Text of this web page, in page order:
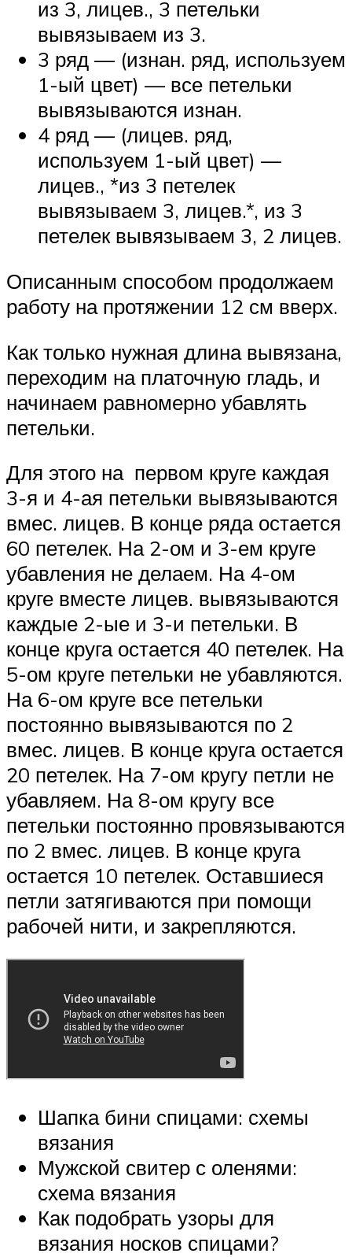
из 3, лицев., 3 петельки
вывязываем из 3.
3 ряд — (изнан. ряд, используем
1-ый цвет) — все петельки
вывязываются изнан.
4 ряд — (лицев. ряд,
используем 1-ый цвет) —
лицев., *из 3 петелек
вывязываем 3, лицев.*, из 3
петелек вывязываем 3, 2 лицев.
Описанным способом продолжаем
работу на протяжении 12 см вверх.
Как только нужная длина вывязана,
переходим на платочную гладь, и
начинаем равномерно убавлять
петельки.
Для этого на первом круге каждая
3-я и 4-ая петельки вывязываются
вмес. лицев. В конце ряда остается
60 петелек. На 2-ом и 3-ем круге
убавления не делаем. На 4-ом
круге вместе лицев. вывязываются
каждые 2-ые и 3-и петельки. В
конце круга остается 40 петелек. На
5-ом круге петельки не убавляются.
На 6-ом круге все петельки
постоянно вывязываются по 2
вмес. лицев. В конце круга остается
20 петелек. На 7-ом кругу петли не
убавляем. На 8-ом кругу все
петельки постоянно провязываются
по 2 вмес. лицев. В конце круга
остается 10 петелек. Оставшиеся
петли затягиваются при помощи
рабочей нити, и закрепляются.
Шапка бини спицами: схемы
вязания
Мужской свитер с оленями:
схема вязания
Как подобрать узоры для
вязания носков спицами?